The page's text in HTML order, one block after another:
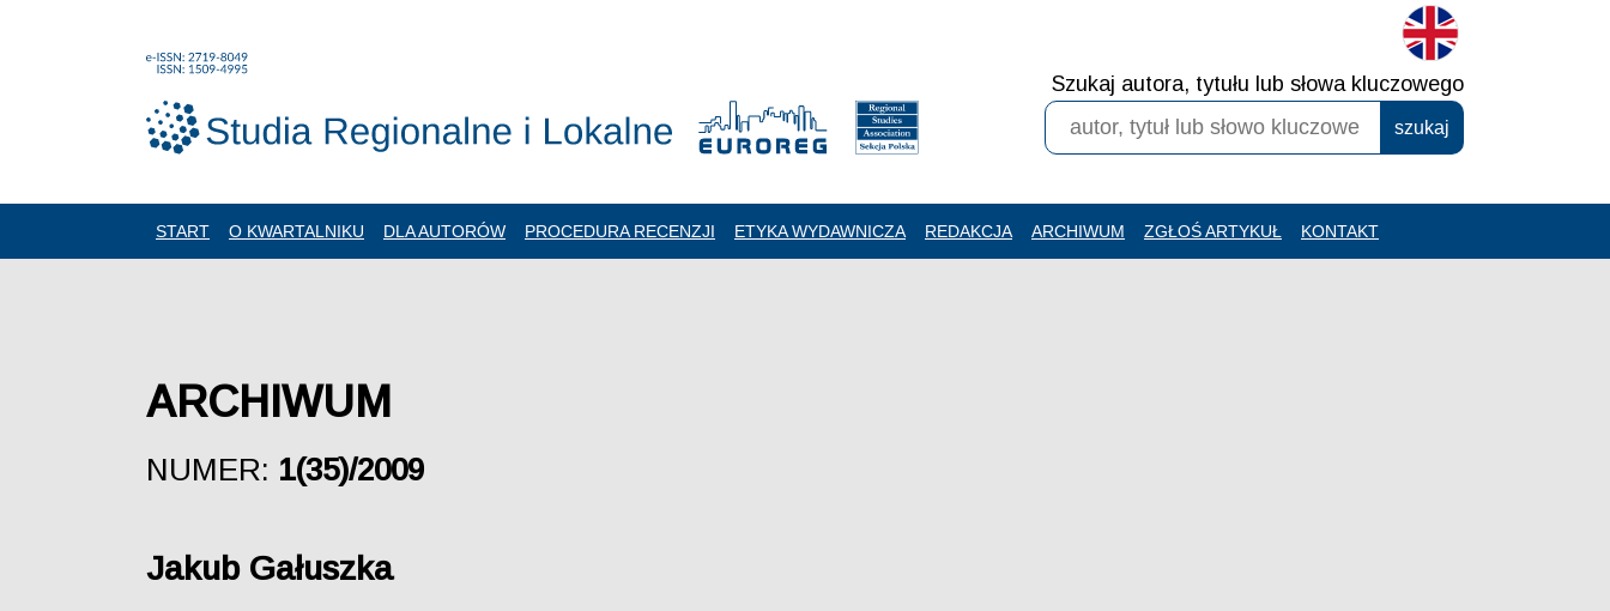
Szukaj autora, tytułu lub słowa kluczowego
START O KWARTALNIKU DLA AUTORÓW PROCEDURA RECENZJI ETYKA WYDAWNICZA REDAKCJA ARCHIWUM ZGŁOŚ ARTYKUŁ KONTAKT
ARCHIWUM
NUMER: 1(35)/2009
Jakub Gałuszka